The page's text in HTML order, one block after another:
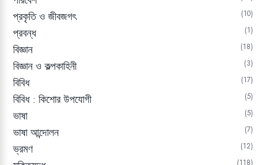
প্রকৃতি ও জীবজগৎ 10
প্রবন্ধ 1
বিজ্ঞান 18
বিজ্ঞান ও কল্পকাহিনী 3
বিবিধ 17
বিবিধ : কিশোর উপযোগী 5
ভাষা 5
ভাষা আন্দোলন 7
ভ্রমণ 12
118